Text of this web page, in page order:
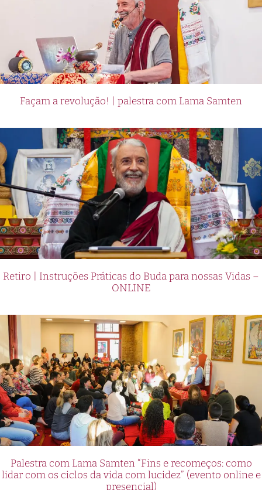
Façam a revolução! | palestra com Lama Samten
Retiro | Instruções Práticas do Buda para nossas Vidas –
ONLINE
Palestra com Lama Samten “Fins e recomeços: como
lidar com os ciclos da vida com lucidez” (evento online e
presencial)